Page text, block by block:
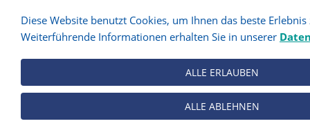
Diese Website benutzt Cookies, um Ihnen das beste
Weiterführende Informationen erhalten Sie in unserer
ALLE ERLAUBEN
ALLE ABLEHNEN